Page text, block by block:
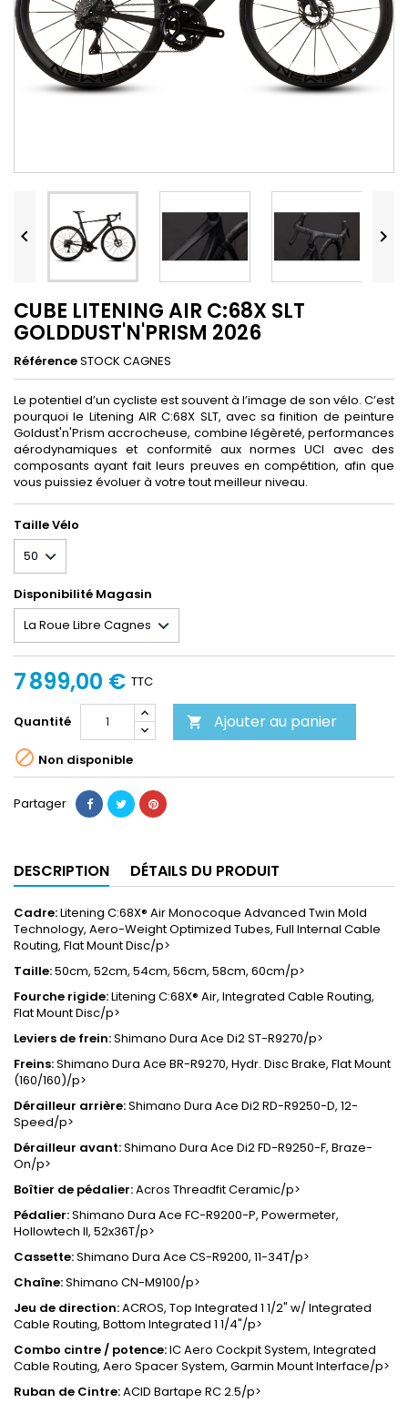
 
CUBE LITENING AIR C:68X SLT
GOLDDUST'N'PRISM 2026
RéférenceSTOCK CAGNES
Le potentiel d’un cycliste est souvent à l’image de son vélo. C’est
pourquoi le Litening AIR C:68X SLT, avec sa finition de peinture
Goldust'n'Prism accrocheuse, combine légèreté, performances
aérodynamiques et conformité aux normes UCI avec des
composants ayant fait leurs preuves en compétition, afin que
vous puissiez évoluer à votre tout meilleur niveau.
Taille Vélo
Disponibilité Magasin
7 899,00 € TTC
Quantité  Ajouter au panier
 Non disponible
Partager
DESCRIPTION DÉTAILS DU PRODUIT
Cadre:Litening C:68X® Air Monocoque Advanced Twin Mold
Technology, Aero-Weight Optimized Tubes, Full Internal Cable
Routing, Flat Mount Disc/p>
Taille:50cm, 52cm, 54cm, 56cm, 58cm, 60cm/p>
Fourche rigide:Litening C:68X® Air, Integrated Cable Routing,
Flat Mount Disc/p>
Leviers de frein:Shimano Dura Ace Di2 ST-R9270/p>
Freins:Shimano Dura Ace BR-R9270, Hydr. Disc Brake, Flat Mount
(160/160)/p>
Dérailleur arrière:Shimano Dura Ace Di2 RD-R9250-D, 12-
Speed/p>
Dérailleur avant:Shimano Dura Ace Di2 FD-R9250-F, Braze-
On/p>
Boîtier de pédalier:Acros Threadfit Ceramic/p>
Pédalier:Shimano Dura Ace FC-R9200-P, Powermeter,
Hollowtech ll, 52x36T/p>
Cassette:Shimano Dura Ace CS-R9200, 11-34T/p>
Chaîne:Shimano CN-M9100/p>
Jeu de direction:ACROS, Top Integrated 1 1/2" w/ Integrated
Cable Routing, Bottom Integrated 1 1/4"/p>
Combo cintre / potence:IC Aero Cockpit System, Integrated
Cable Routing, Aero Spacer System, Garmin Mount Interface/p>
Ruban de Cintre:ACID Bartape RC 2.5/p>